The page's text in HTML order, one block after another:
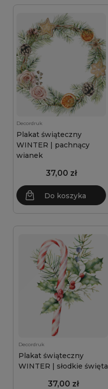
Decordruk
Plakat świąteczny
WINTER | pachnący
wianek
37,00 zł
Do koszyka
Decordruk
Plakat świąteczny
WINTER | słodkie święta
37,00 zł